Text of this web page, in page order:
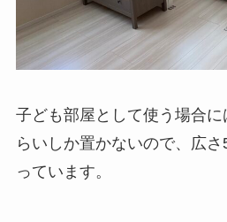
子ども部屋として使う場合
らいしか置かないので、広
っています。